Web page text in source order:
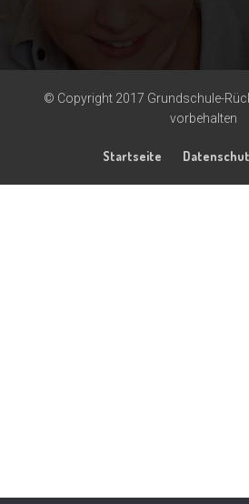
© Copyright 2017 Grundschule-
vorbehalten
Startseite